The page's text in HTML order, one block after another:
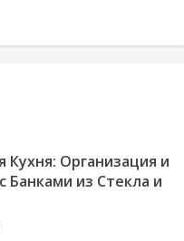
Кухня: Организация и
Банками из Стекла и